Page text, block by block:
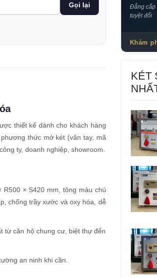
Gọi lại
Đẳng cấp
tuyệt đối
Khám
thiết kế dành cho khách hàng
thức mở két (vân tay, mã
ty, doanh nghiệp, showroom.
× S420 mm, tông màu chủ
chống trầy xước và oxy hóa, dễ
từ căn hộ chung cư, biệt thự đến
an ninh khi cần.
KÉT